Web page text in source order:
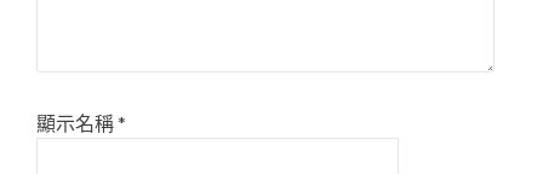
顯示名稱*